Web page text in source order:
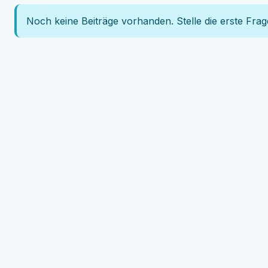
Noch keine Beiträge vorhanden. Stelle die erste